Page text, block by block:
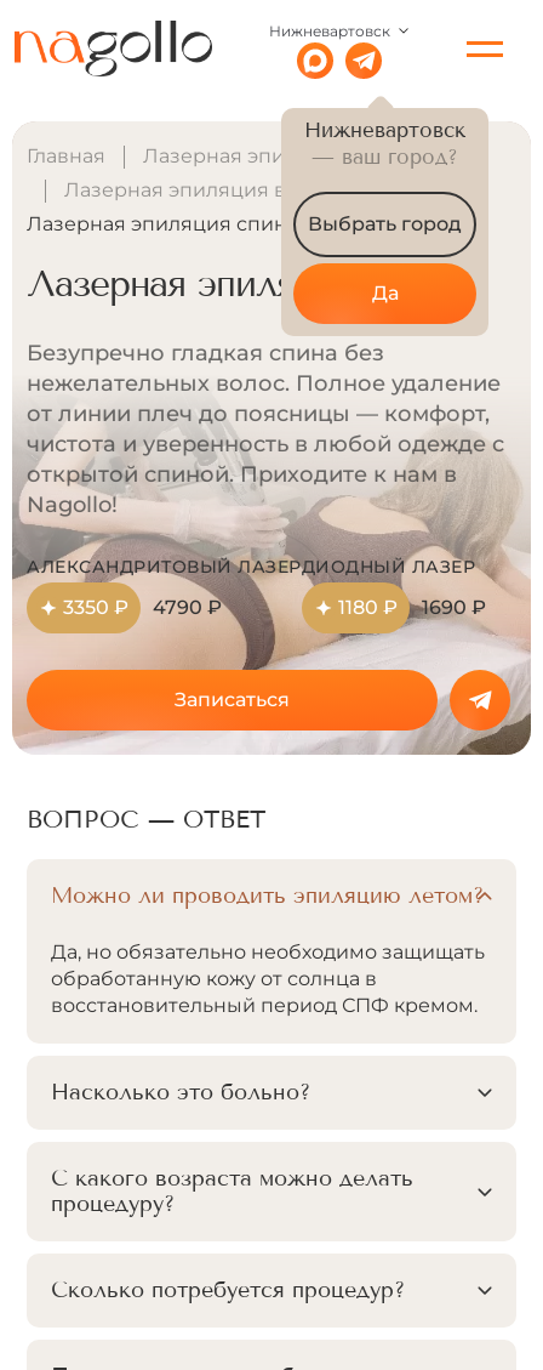
Нижневартовск
Нижневартовск
— ваш город?
Выбрать город
Да
Главная
Лазерная эпиляция для женщин
Лазерная эпиляция всего тела
Лазерная эпиляция спины
Лазерная эпиляция спины
Безупречно гладкая спина без
нежелательных волос. Полное удаление
от линии плеч до поясницы — комфорт,
чистота и уверенность в любой одежде с
открытой спиной. Приходите к нам в
Nagollo!
АЛЕКСАНДРИТОВЫЙ ЛАЗЕР
3350 ₽ 4790 ₽
ДИОДНЫЙ ЛАЗЕР
1180 ₽ 1690 ₽
Записаться
ВОПРОС — ОТВЕТ
Можно ли проводить эпиляцию летом?
Да, но обязательно необходимо защищать
обработанную кожу от солнца в
восстановительный период СПФ кремом.
Насколько это больно?
С какого возраста можно делать
процедуру?
Сколько потребуется процедур?